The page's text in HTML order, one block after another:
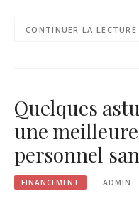
CONTINUER LA LECTURE
Quelques
une
personnel
FINANCEMENT ADMIN